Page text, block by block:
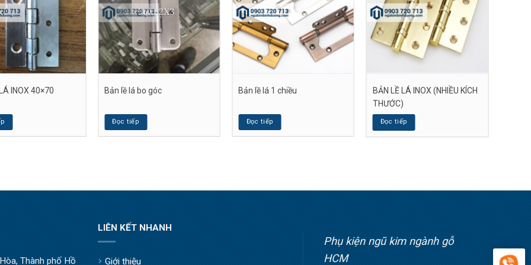
INOX 40×70 Bản lề lá bo góc
Đọc tiếp
Bản lề lá 1 chiều
Đọc tiếp
BẢN LỀ LÁ INOX (NHIỀU KÍCH
THƯỚC)
Đọc tiếp
Thành phố Hồ
LIÊN KẾT NHANH
Giới thiệu
Phụ kiện ngũ kim ngành gỗ
HCM